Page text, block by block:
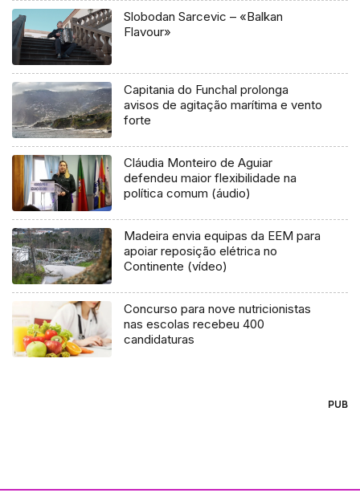
Slobodan Sarcevic – «Balkan
Flavour»
Capitania do Funchal prolonga
avisos de agitação marítima e vento
forte
Cláudia Monteiro de Aguiar
defendeu maior flexibilidade na
política comum (áudio)
Madeira envia equipas da EEM para
apoiar reposição elétrica no
Continente (vídeo)
Concurso para nove nutricionistas
nas escolas recebeu 400
candidaturas
PUB